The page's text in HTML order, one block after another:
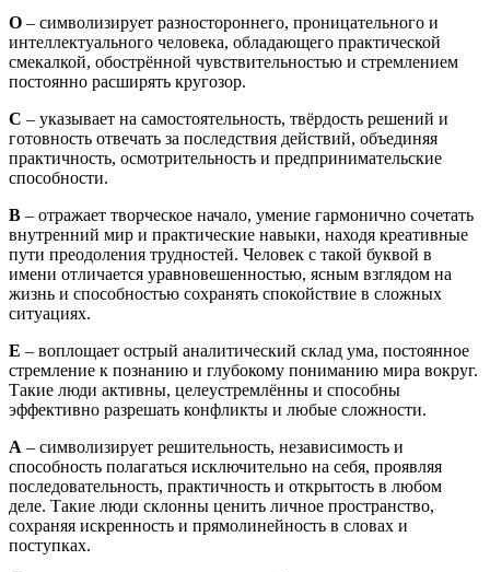
О – символизирует разностороннего, проницательного и
интеллектуального человека, обладающего практической
смекалкой, обострённой чувствительностью и стремлением
постоянно расширять кругозор.
С – указывает на самостоятельность, твёрдость решений и
готовность отвечать за последствия действий, объединяя
практичность, осмотрительность и предпринимательские
способности.
В – отражает творческое начало, умение гармонично сочетать
внутренний мир и практические навыки, находя креативные
пути преодоления трудностей. Человек с такой буквой в
имени отличается уравновешенностью, ясным взглядом на
жизнь и способностью сохранять спокойствие в сложных
ситуациях.
Е – воплощает острый аналитический склад ума, постоянное
стремление к познанию и глубокому пониманию мира вокруг.
Такие люди активны, целеустремлённы и способны
эффективно разрешать конфликты и любые сложности.
А – символизирует решительность, независимость и
способность полагаться исключительно на себя, проявляя
последовательность, практичность и открытость в любом
деле. Такие люди склонны ценить личное пространство,
сохраняя искренность и прямолинейность в словах и
поступках.